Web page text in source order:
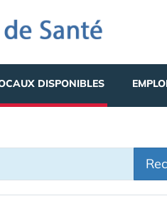
DISPONIBLES